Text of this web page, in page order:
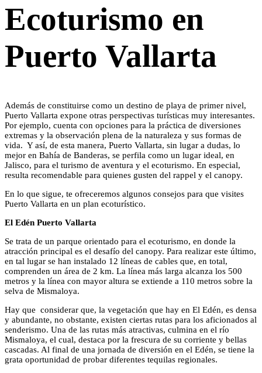
Ecoturismo en
Puerto Vallarta
Además de constituirse como un destino de playa de primer nivel,
Puerto Vallarta expone otras perspectivas turísticas muy interesantes.
Por ejemplo, cuenta con opciones para la práctica de diversiones
extremas y la observación plena de la naturaleza y sus formas de
vida. Y así, de esta manera, Puerto Vallarta, sin lugar a dudas, lo
mejor en Bahía de Banderas, se perfila como un lugar ideal, en
Jalisco, para el turismo de aventura y el ecoturismo. En especial,
resulta recomendable para quienes gusten del rappel y el canopy.
En lo que sigue, te ofreceremos algunos consejos para que visites
Puerto Vallarta en un plan ecoturístico.
El Edén Puerto Vallarta
Se trata de un parque orientado para el ecoturismo, en donde la
atracción principal es el desafío del canopy. Para realizar este último,
en tal lugar se han instalado 12 líneas de cables que, en total,
comprenden un área de 2 km. La línea más larga alcanza los 500
metros y la línea con mayor altura se extiende a 110 metros sobre la
selva de Mismaloya.
Hay que considerar que, la vegetación que hay en El Edén, es densa
y abundante, no obstante, existen ciertas rutas para los aficionados al
senderismo. Una de las rutas más atractivas, culmina en el río
Mismaloya, el cual, destaca por la frescura de su corriente y bellas
cascadas. Al final de una jornada de diversión en el Edén, se tiene la
grata oportunidad de probar diferentes tequilas regionales.